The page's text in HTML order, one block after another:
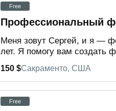
Free
Профессиональный
Меня зовут Сергей, и я —
лет. Я помогу вам создать
150 $Сакраменто, США
Free